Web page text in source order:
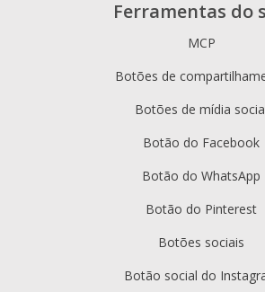
Ferramentas do
MCP
Botões de
Botões de mídia
Botão do Facebook
Botão do WhatsApp
Botão do Pinterest
Botões sociais
Botão social do